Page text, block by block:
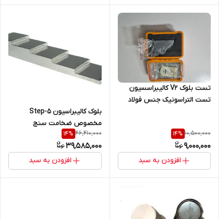
تست بلوک V2 کالیبراسسیون
تست التراسونیک جنس فولاد
10,500,000
14%
9,000,000
افزودن به سبد
بلوک کالیبراسیون 5-Step
مخصوص ضخامت سنج
التراسونیک
46,410,000
14%
39,585,000
افزودن به سبد